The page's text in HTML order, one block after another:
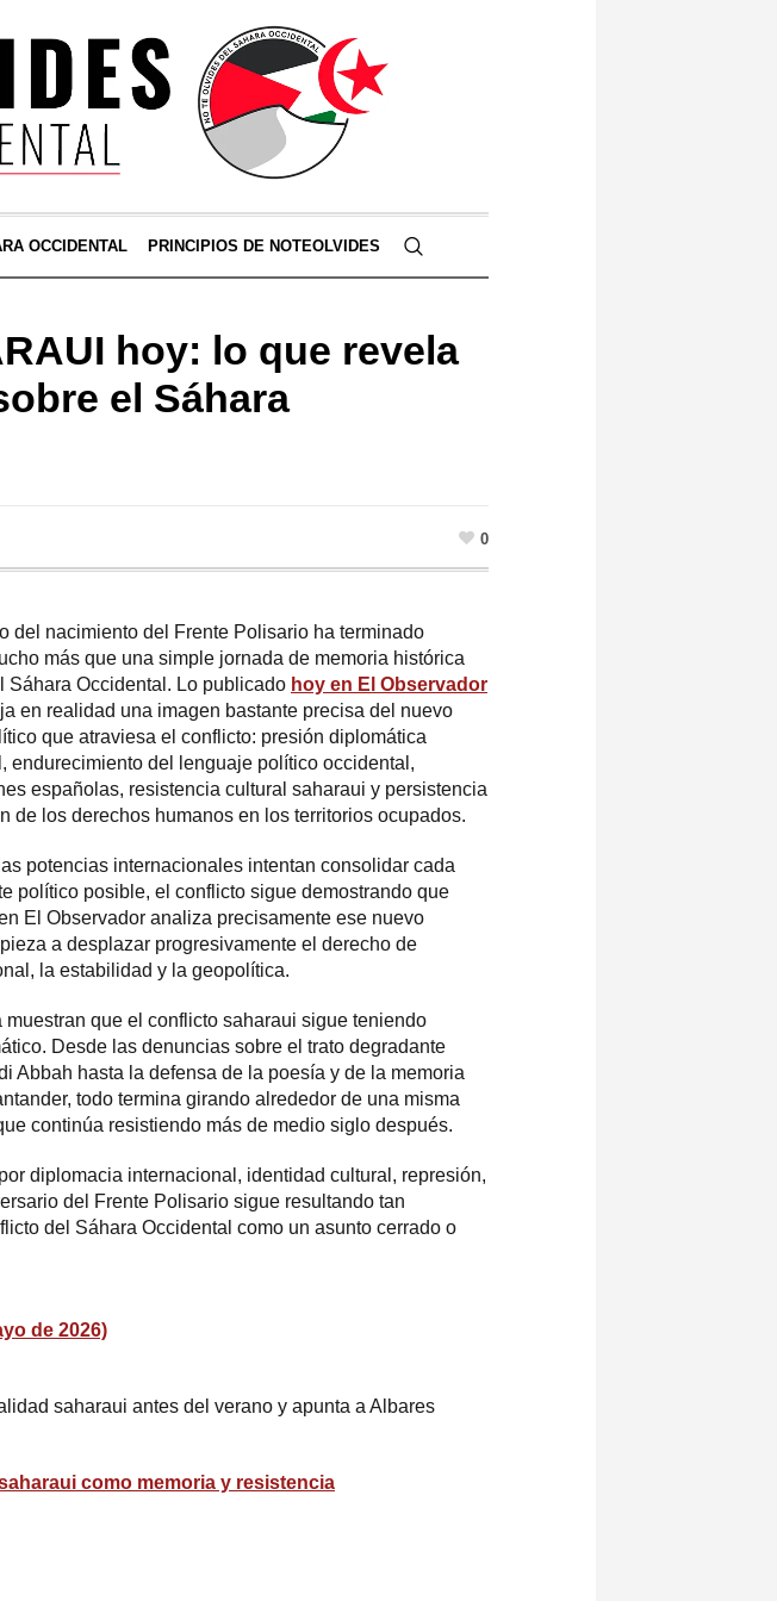
OCCIDENTAL PRINCIPIOS DE NOTEOLVIDES
hoy: lo que revela
el Sáhara
0
del nacimiento del Frente Polisario ha terminado
más que una simple jornada de memoria histórica
Sáhara Occidental. Lo publicado hoy en El Observador
en realidad una imagen bastante precisa del nuevo
que atraviesa el conflicto: presión diplomática
endurecimiento del lenguaje político occidental,
españolas, resistencia cultural saharaui y persistencia
de los derechos humanos en los territorios ocupados.
potencias internacionales intentan consolidar cada
político posible, el conflicto sigue demostrando que
El Observador analiza precisamente ese nuevo
a desplazar progresivamente el derecho de
la estabilidad y la geopolítica.
que el conflicto saharaui sigue teniendo
Desde las denuncias sobre el trato degradante
Abbah hasta la defensa de la poesía y de la memoria
todo termina girando alrededor de una misma
continúa resistiendo más de medio siglo después.
diplomacia internacional, identidad cultural, represión,
del Frente Polisario sigue resultando tan
del Sáhara Occidental como un asunto cerrado o
de 2026)
saharaui antes del verano y apunta a Albares
como memoria y resistencia